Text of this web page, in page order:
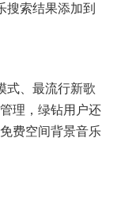
搜索结果添加到
式、最流行新歌
理，绿钻用户还
费空间背景音乐